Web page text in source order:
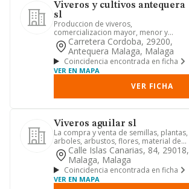
Viveros y cultivos antequera
sl
Produccion de viveros,
comercializacion mayor, menor y
distribucion de estos productos, asi
como la...
Carretera Cordoba, 29200,
Antequera Malaga, Malaga
Coincidencia encontrada en ficha
VER EN MAPA
VER FICHA
Viveros aguilar sl
La compra y venta de semillas, plantas,
arboles, arbustos, flores, material de
jardineria y de vive...
Calle Islas Canarias, 84, 29018,
Malaga, Malaga
Coincidencia encontrada en ficha
VER EN MAPA